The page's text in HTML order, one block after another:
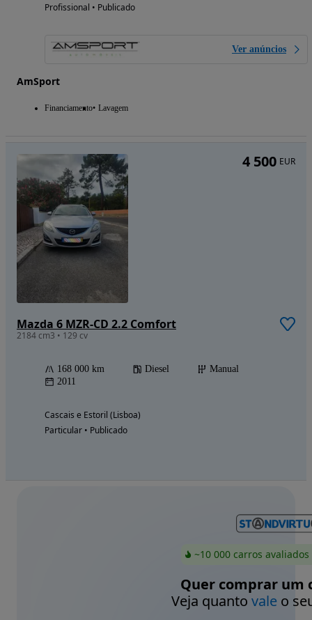
Profissional • Publicado
Ver anúncios
AmSport
Financiamento Lavagem
Mazda 6 MZR-CD 2.2 Comfort
2184 cm3 • 129 cv
168 000 km Diesel
Manual
2011
Cascais e Estoril (Lisboa)
Particular • Publicado
4 500 EUR
~10 000 carros
Quer comprar um
Veja quanto valeo